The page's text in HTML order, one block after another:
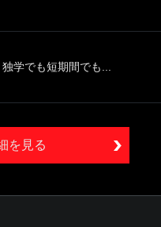
学でも短期間でも...
を見る